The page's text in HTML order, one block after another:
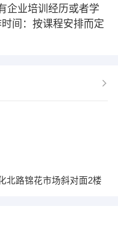
企业培训经历或者学
间：按课程安排而定
北路锦花市场斜对面2楼